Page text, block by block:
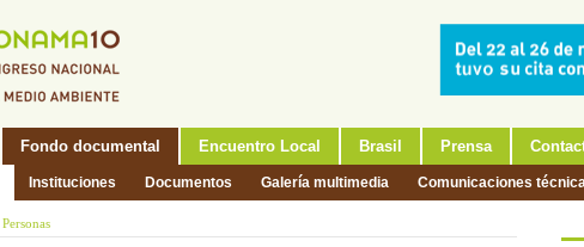
Fondo documental Encuentro Local Brasil Prensa
Instituciones Documentos Galería multimedia Comunicaciones
Personas